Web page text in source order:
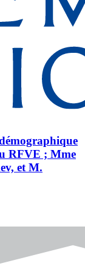
RFVE ; Mme
et M.